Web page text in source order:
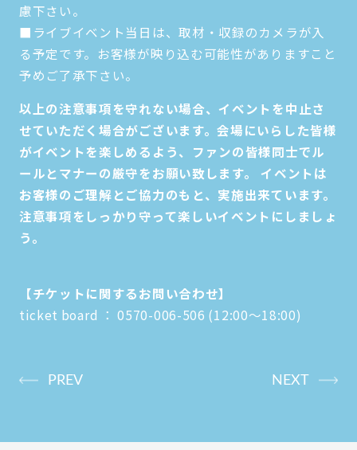
慮下さい。
■ライブイベント当日は、取材・収録のカメラが入
る予定です。お客様が映り込む可能性がありますこと
予めご了承下さい。
以上の注意事項を守れない場合、イベントを中止さ
せていただく場合がございます。会場にいらした皆様
がイベントを楽しめるよう、ファンの皆様同士でル
ールとマナーの厳守をお願い致します。 イベントは
お客様のご理解とご協力のもと、実施出来ています。
注意事項をしっかり守って楽しいイベントにしましょ
う。
【チケットに関するお問い合わせ】
ticket board ： 0570-006-506 (12:00～18:00)
PREV NEXT